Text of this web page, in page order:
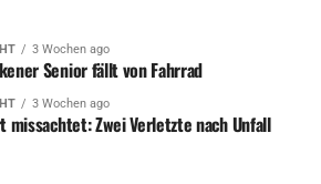
3 Wochen ago
Senior fällt von Fahrrad
3 Wochen ago
missachtet: Zwei Verletzte nach Unfall